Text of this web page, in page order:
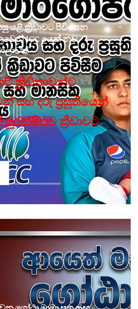
යළි ක්‍රීඩාවට පිවිසෙන
ICC යෙන් නව
ක්‍රීඩිකාවන්ට
සහ දරු ප්‍රසූතියෙන්
ක්‍රීඩාවට